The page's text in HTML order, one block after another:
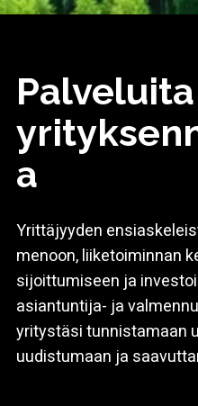
Palveluita
a
Yrittäjyyden
menoon, liiketoiminnan
sijoittumiseen ja
asiantuntija- ja
yritystäsi tunnistamaan
uudistumaan ja